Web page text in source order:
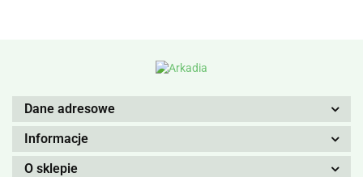
Dane adresowe
Informacje
O sklepie